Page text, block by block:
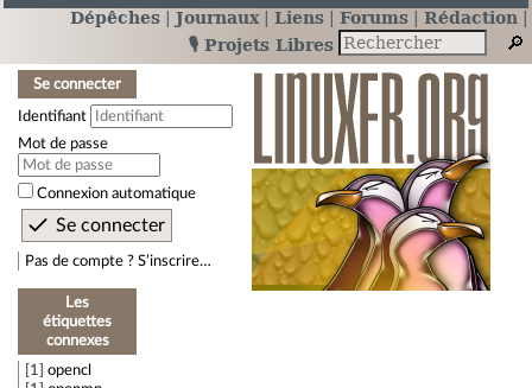
Dépêches Journaux Liens Forums
Rédaction
🎙️ Projets Libres
Se connecter
Identifiant
Mot de passe
Connexion automatique
Pas de compte ? S’inscrire…
Les
étiquettes
connexes
1
opencl